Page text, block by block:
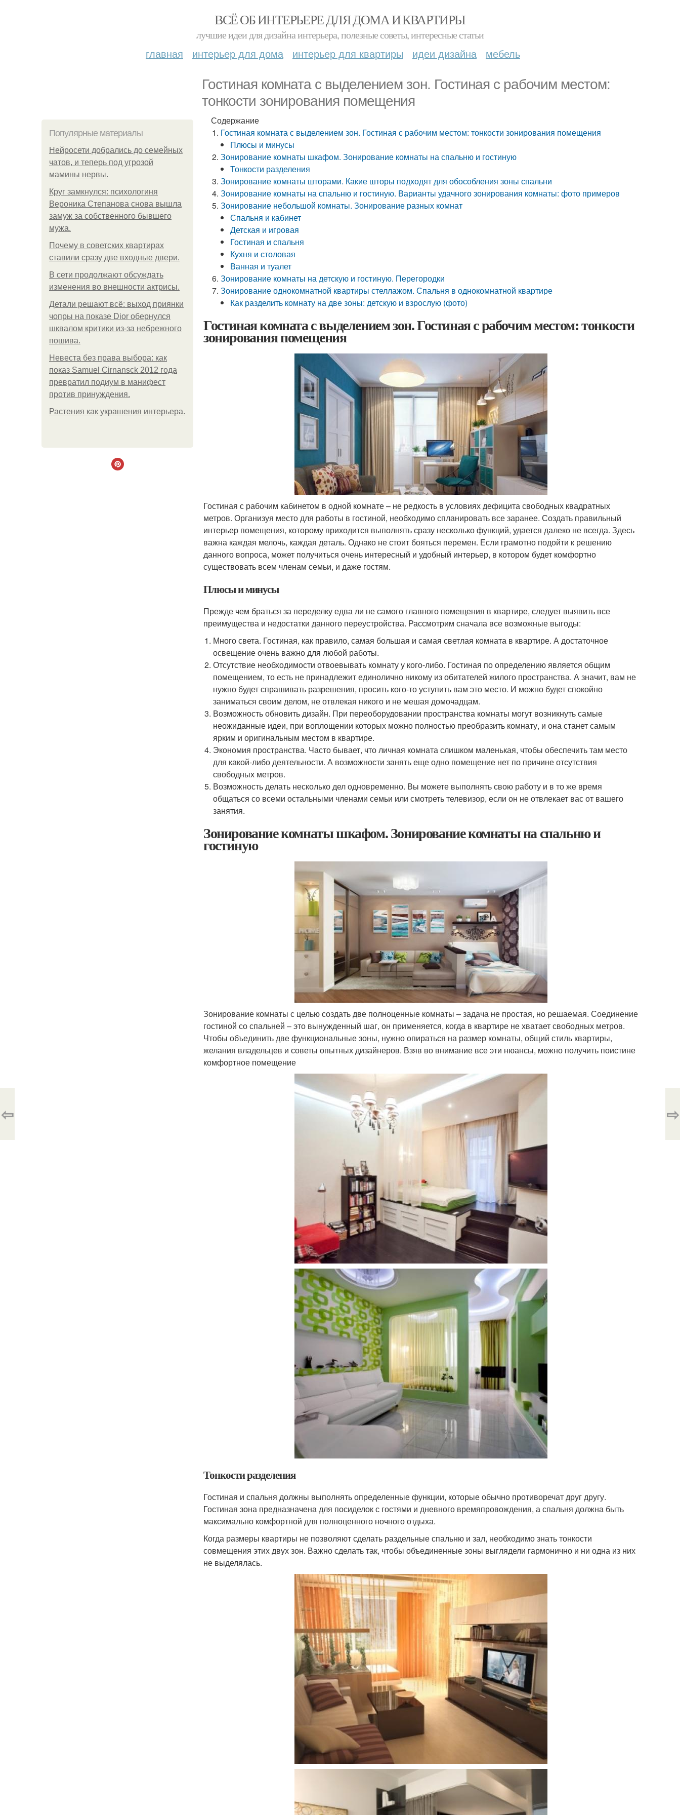
ВСЁ ОБ ИНТЕРЬЕРЕ ДЛЯ ДОМА И КВАРТИРЫ
лучшие идеи для дизайна интерьера, полезные советы, интересные статьи
главная интерьер для дома интерьер для квартиры идеи дизайна мебель
Гостиная комната с выделением зон. Гостиная с рабочим местом:
тонкости зонирования помещения
Популярные материалы
Нейросети добрались до семейных
чатов, и теперь под угрозой
мамины нервы.
Круг замкнулся: психологиня
Вероника Степанова снова вышла
замуж за собственного бывшего
мужа.
Почему в советских квартирах
ставили сразу две входные двери.
В сети продолжают обсуждать
изменения во внешности актрисы.
Детали решают всё: выход приянки
чопры на показе Dior обернулся
шквалом критики из-за небрежного
пошива.
Невеста без права выбора: как
показ Samuel Cirnansck 2012 года
превратил подиум в манифест
против принуждения.
Растения как украшения интерьера.
Содержание
Гостиная комната с выделением зон. Гостиная с рабочим местом: тонкости зонирования помещения
Плюсы и минусы
Зонирование комнаты шкафом. Зонирование комнаты на спальню и гостиную
Тонкости разделения
Зонирование комнаты шторами. Какие шторы подходят для обособления зоны спальни
Зонирование комнаты на спальню и гостиную. Варианты удачного зонирования комнаты: фото примеров
Зонирование небольшой комнаты. Зонирование разных комнат
Спальня и кабинет
Детская и игровая
Гостиная и спальня
Кухня и столовая
Ванная и туалет
Зонирование комнаты на детскую и гостиную. Перегородки
Зонирование однокомнатной квартиры стеллажом. Спальня в однокомнатной квартире
Как разделить комнату на две зоны: детскую и взрослую (фото)
Гостиная комната с выделением зон. Гостиная с рабочим местом: тонкости
зонирования помещения
Гостиная с рабочим кабинетом в одной комнате – не редкость в условиях дефицита свободных квадратных
метров. Организуя место для работы в гостиной, необходимо спланировать все заранее. Создать правильный
интерьер помещения, которому приходится выполнять сразу несколько функций, удается далеко не всегда. Здесь
важна каждая мелочь, каждая деталь. Однако не стоит бояться перемен. Если грамотно подойти к решению
данного вопроса, может получиться очень интересный и удобный интерьер, в котором будет комфортно
существовать всем членам семьи, и даже гостям.
Плюсы и минусы
Прежде чем браться за переделку едва ли не самого главного помещения в квартире, следует выявить все
преимущества и недостатки данного переустройства. Рассмотрим сначала все возможные выгоды:
Много света. Гостиная, как правило, самая большая и самая светлая комната в квартире. А достаточное
освещение очень важно для любой работы.
Отсутствие необходимости отвоевывать комнату у кого-либо. Гостиная по определению является общим
помещением, то есть не принадлежит единолично никому из обитателей жилого пространства. А значит, вам не
нужно будет спрашивать разрешения, просить кого-то уступить вам это место. И можно будет спокойно
заниматься своим делом, не отвлекая никого и не мешая домочадцам.
Возможность обновить дизайн. При переоборудовании пространства комнаты могут возникнуть самые
неожиданные идеи, при воплощении которых можно полностью преобразить комнату, и она станет самым
ярким и оригинальным местом в квартире.
Экономия пространства. Часто бывает, что личная комната слишком маленькая, чтобы обеспечить там место
для какой-либо деятельности. А возможности занять еще одно помещение нет по причине отсутствия
свободных метров.
Возможность делать несколько дел одновременно. Вы можете выполнять свою работу и в то же время
общаться со всеми остальными членами семьи или смотреть телевизор, если он не отвлекает вас от вашего
занятия.
Зонирование комнаты шкафом. Зонирование комнаты на спальню и
гостиную
Зонирование комнаты с целью создать две полноценные комнаты – задача не простая, но решаемая. Соединение
гостиной со спальней – это вынужденный шаг, он применяется, когда в квартире не хватает свободных метров.
Чтобы объединить две функциональные зоны, нужно опираться на размер комнаты, общий стиль квартиры,
желания владельцев и советы опытных дизайнеров. Взяв во внимание все эти нюансы, можно получить поистине
комфортное помещение
Тонкости разделения
Гостиная и спальня должны выполнять определенные функции, которые обычно противоречат друг другу.
Гостиная зона предназначена для посиделок с гостями и дневного времяпровождения, а спальня должна быть
максимально комфортной для полноценного ночного отдыха.
Когда размеры квартиры не позволяют сделать раздельные спальню и зал, необходимо знать тонкости
совмещения этих двух зон. Важно сделать так, чтобы объединенные зоны выглядели гармонично и ни одна из них
не выделялась.
⇦ ⇨